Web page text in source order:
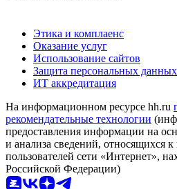
Этика и комплаенс
Оказание услуг
Использование сайтов
Защита персональных данных
ИТ аккредитация
На информационном ресурсе hh.ru
рекомендательные технологии
предоставления информации на
и анализа сведений, относящихся
пользователей сети «Интернет»,
Российской Федерации)